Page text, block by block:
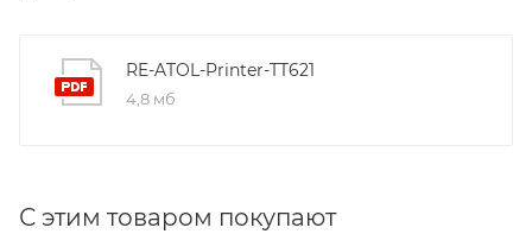
RE-ATOL-Printer-TT621
4,8 мб
С этим товаром покупают